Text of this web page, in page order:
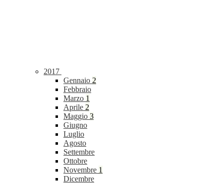
2017
Gennaio 2
Febbraio
Marzo 1
Aprile 2
Maggio 3
Giugno
Luglio
Agosto
Settembre
Ottobre
Novembre 1
Dicembre